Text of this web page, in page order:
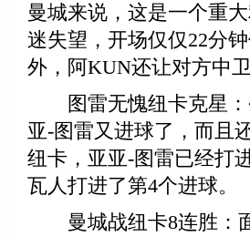
曼城来说，这是一个重
迷失望，开场仅仅22分
外，阿KUN还让对方中
图雷无愧纽卡克星：
亚-图雷又进球了，而且
纽卡，亚亚-图雷已经打
瓦人打进了第4个进球。
曼城战纽卡8连胜：面